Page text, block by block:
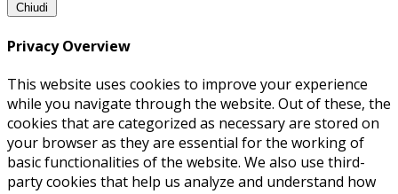
Chiudi
Privacy Overview
This website uses cookies to improve your experience
while you navigate through the website. Out of these, the
cookies that are categorized as necessary are stored on
your browser as they are essential for the working of
basic functionalities of the website. We also use third-
party cookies that help us analyze and understand how